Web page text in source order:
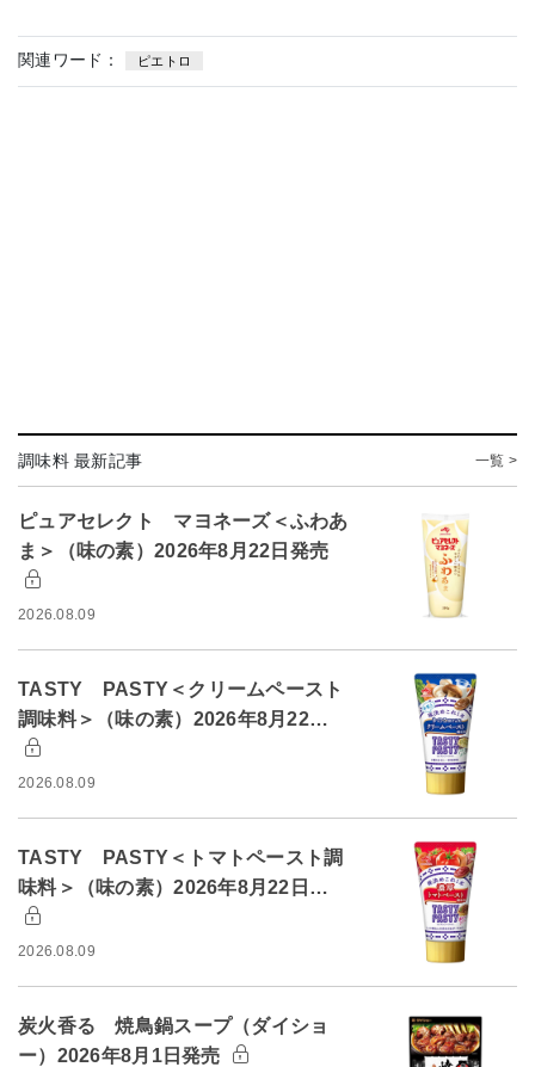
関連ワード： ピエトロ
調味料 最新記事 一覧 >
ピュアセレクト マヨネーズ＜ふわあ
ま＞（味の素）2026年8月22日発売
2026.08.09
TASTY PASTY＜クリームペースト
調味料＞（味の素）2026年8月22…
2026.08.09
TASTY PASTY＜トマトペースト調
味料＞（味の素）2026年8月22日…
2026.08.09
炭火香る 焼鳥鍋スープ（ダイショ
ー）2026年8月1日発売